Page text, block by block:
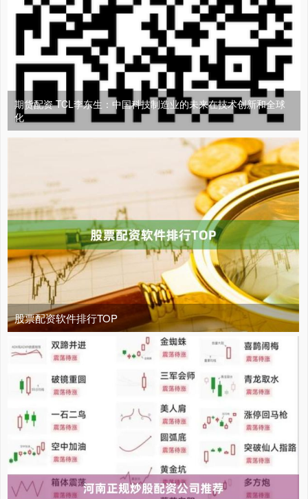
期货配资 TCL李东生：中国科技制造业的未来在技术创新和全球
化
股票配资软件排行TOP